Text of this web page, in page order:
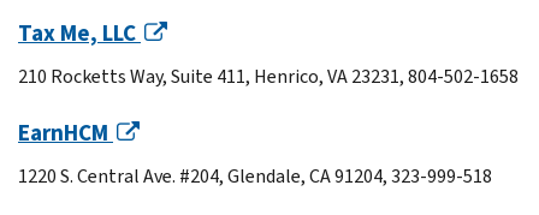
Tax Me, LLC
210 Rocketts Way, Suite 411, Henrico, VA 23231, 804-502-1658
EarnHCM
1220 S. Central Ave. #204, Glendale, CA 91204, 323-999-518